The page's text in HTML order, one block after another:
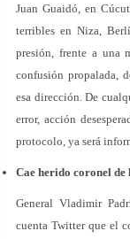
Juan Guaidó, en
terribles en Niza,
presión, frente a una
confusión propalada,
esa dirección. De
error, acción
protocolo, ya será
Cae herido coronel
General Vladimir
cuenta Twitter que el